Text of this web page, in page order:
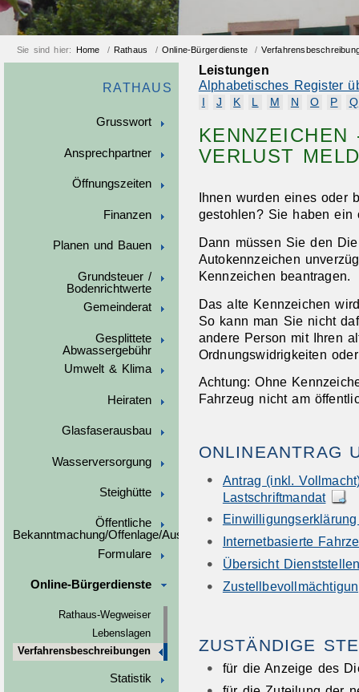
Sie sind hier: Home / Rathaus / Online-Bürgerdienste /
RATHAUS
Grusswort
Ansprechpartner
Öffnungszeiten
Finanzen
Planen und Bauen
Grundsteuer /
Bodenrichtwerte
Gemeinderat
Gesplittete
Abwassergebühr
Umwelt & Klima
Heiraten
Glasfaserausbau
Wasserversorgung
Steighütte
Öffentliche
Bekanntmachung/Offenlage/Ausschreibungen
Formulare
Online-Bürgerdienste
Rathaus-Wegweiser
Lebenslagen
Verfahrensbeschreibungen
Statistik
Leistungen
Alphabetisches Register
J K L M N O P Q
VERLUST
Ihnen wurden eines oder
gestohlen? Sie haben ein
Dann müssen Sie den
Autokennzeichen
Kennzeichen beantragen.
Das alte Kennzeichen
So kann man Sie nicht
andere Person mit Ihren
Ordnungswidrigkeiten
Achtung: Ohne
Fahrzeug nicht am
ONLINEANTRAG
Antrag (inkl.
Lastschriftmandat
Internetbasierte
Übersicht
ZUSTÄNDIGE
für die Anzeige des